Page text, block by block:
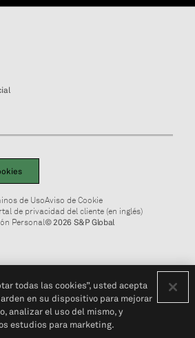
de UsoAviso de Cookie
de privacidad del cliente (en inglés)
Personal© 2026 S&P Global
todas las cookies”, usted acepta
en su dispositivo para mejorar
analizar el uso del mismo, y
estudios para marketing.